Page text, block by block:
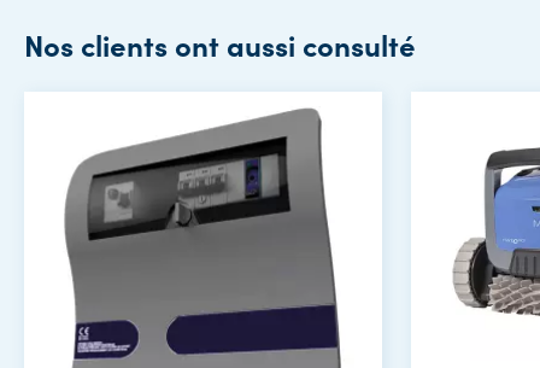
Nos clients ont aussi consulté